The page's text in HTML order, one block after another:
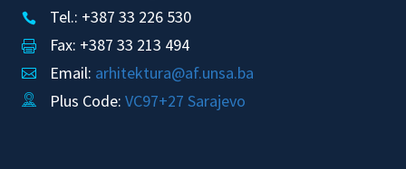

 Tel.: +387 33 226 530

 Fax: +387 33 213 494

 Email: arhitektura@af.unsa.ba

 Plus Code: VC97+27 Sarajevo